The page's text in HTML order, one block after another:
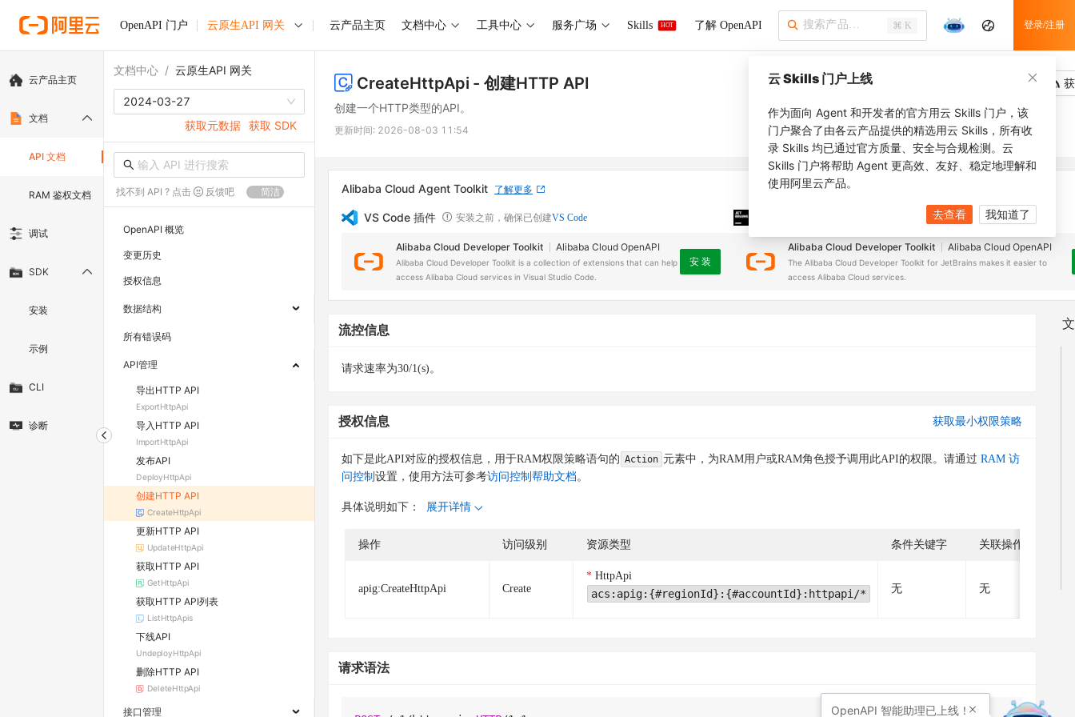
OpenAPI 门户 云原生API 网关 云产品主页 文档中心 工具中心 服务广场 Skills HOT 了解 OpenAPI ⌘ K 登录/注册
云产品主页
文档
API 文档
RAM 鉴权文档
调试
SDK
安装
示例
CLI
诊断
文档中心 / 云原生API 网关
2024-03-27
获取元数据 获取 SDK
找不到 API ? 点击 反馈吧 简洁
OpenAPI 概览
变更历史
授权信息
数据结构
所有错误码
API管理
导出HTTP API
ExportHttpApi
导入HTTP API
ImportHttpApi
发布API
DeployHttpApi
创建HTTP API
CreateHttpApi
更新HTTP API
UpdateHttpApi
获取HTTP API
GetHttpApi
获取HTTP API列表
ListHttpApis
下线API
UndeployHttpApi
删除HTTP API
DeleteHttpApi
接口管理
CreateHttpApi - 创建HTTP API
创建一个HTTP类型的API。
更新时间: 2026-08-03 11:54
Alibaba Cloud Agent Toolkit 了解更多
VS Code 插件 安装之前，确保已创建VS Code
Alibaba Cloud Developer Toolkit Alibaba Cloud OpenAPI
Alibaba Cloud Developer Toolkit is a collection of extensions that can help
access Alibaba Cloud services in Visual Studio Code.
安 装
安装之前，确保已创建JetBrains IDE
Alibaba Cloud Developer Toolkit Alibaba Cloud OpenAPI
The Alibaba Cloud Developer Toolkit for JetBrains makes it easier to
access Alibaba Cloud services.
流控信息
请求速率为30/1(s)。
授权信息 获取最小权限策略
如下是此API对应的授权信息，用于RAM权限策略语句的 Action 元素中，为RAM用户或RAM角色授予调用此API的权限。请通过 RAM 访
问控制 设置，使用方法可参考访问控制帮助文档。
具体说明如下： 展开详情
操作 访问级别 资源类型 条件关键字 关联操作
apig:CreateHttpApi Create
HttpApi
acs:apig:{#regionId}:{#accountId}:httpapi/* 无 无
请求语法
云 Skills 门户上线
作为面向 Agent 和开发者的官方用云 Skills 门户，该
门户聚合了由各云产品提供的精选用云 Skills，所有收
录 Skills 均已通过官方质量、安全与合规检测。云
Skills 门户将帮助 Agent 更高效、友好、稳定地理解和
使用阿里云产品。
去查看 我知道了
OpenAPI 智能助理已上线！